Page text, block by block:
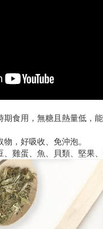
期食用，無糖且熱量低，
，好吸收、免沖泡。
、雞蛋、魚、貝類、堅果